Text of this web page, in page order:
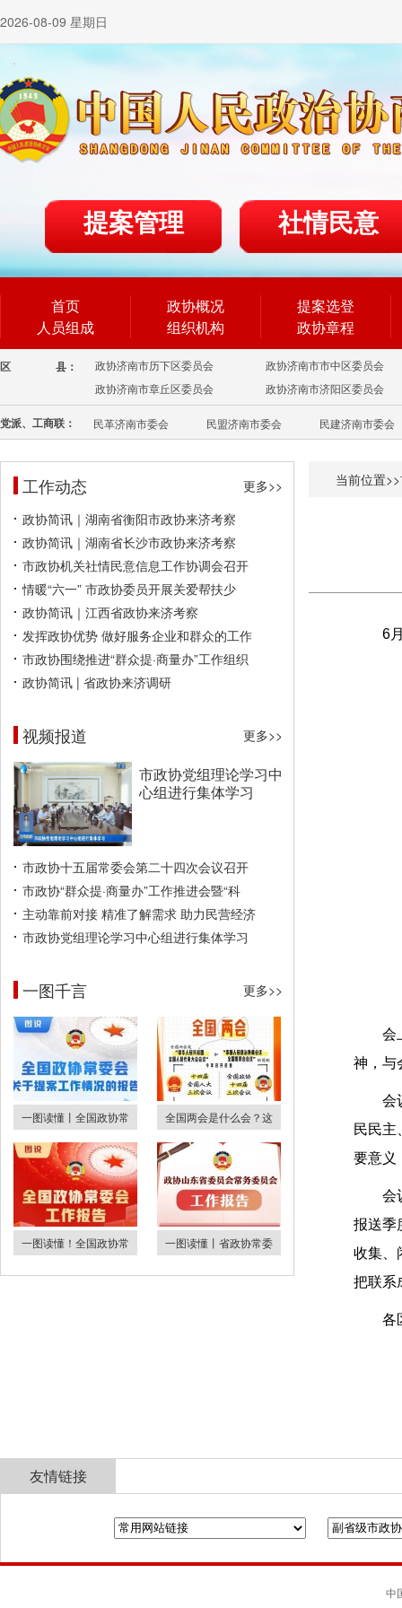
2026-08-09 星期日
提案管理 社情民意
首页
人员组成
政协概况
组织机构
提案选登
政协章程
区 县： 政协济南市历下区委员会
政协济南市市中区委员会
政协济南市章丘区委员会
政协济南市济阳区委员会
党派、工商联： 民革济南市委会 民盟济南市委会 民建济南市委会
工作动态
更多>>
政协简讯｜湖南省衡阳市政协来济考察
政协简讯｜湖南省长沙市政协来济考察
市政协机关社情民意信息工作协调会召开
情暖“六一” 市政协委员开展关爱帮扶少
政协简讯｜江西省政协来济考察
发挥政协优势 做好服务企业和群众的工作
市政协围绕推进“群众提·商量办”工作组织
政协简讯 | 省政协来济调研
视频报道 更多>>
市政协党组理论学习中
心组进行集体学习
市政协十五届常委会第二十四次会议召开
市政协“群众提·商量办”工作推进会暨“科
主动靠前对接 精准了解需求 助力民营经济
市政协党组理论学习中心组进行集体学习
一图千言 更多>>
一图读懂丨全国政协常 全国两会是什么会？这
一图读懂！全国政协常 一图读懂丨省政协常委
当前位置>>
6
会
神，与
会
民民主
要意义
会
报送季
收集、
把联系
各
友情链接
中